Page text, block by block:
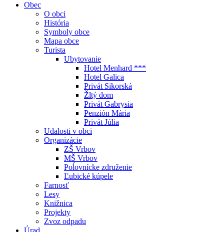
Obec
O obci
História
Symboly obce
Mapa obce
Turista
Ubytovanie
Hotel Menhard ***
Hotel Galica
Privát Sikorská
Žltý dom
Privát Gabrysia
Penzión Mária
Privát Júlia
Udalosti v obci
Organizácie
ZŠ Vrbov
MŠ Vrbov
Poĺovnícke združenie
Ľubické kúpele
Farnosť
Lesy
Knižnica
Projekty
Zvoz odpadu
Úrad